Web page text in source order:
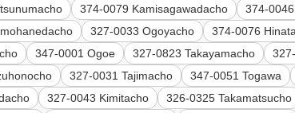
374-0079 Kamisagawadacho 374-
327-0033 Ogoyacho 374-0076
347-0001 Ogoe 327-0823 Takayamacho
327-0031 Tajimacho 347-0051 Togawa
327-0043 Kimitacho 326-0325 Takamatsucho